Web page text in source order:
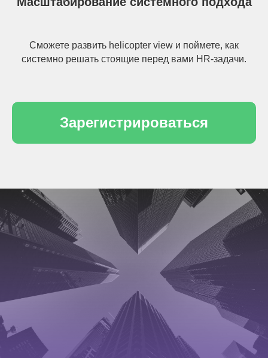
Сможете развить helicopter view и поймете, как
системно решать стоящие перед вами HR-задачи.
Зарегистрироваться